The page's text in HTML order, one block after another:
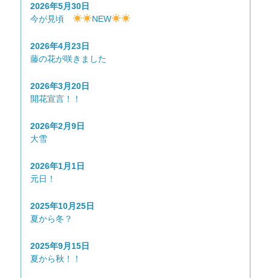
2026年5月30日
今が見頃
NEW
2026年4月23日
藤の花が咲きました
2026年3月20日
開花宣言！！
2026年2月9日
大雪
2026年1月1日
元日！
2025年10月25日
夏から冬？
2025年9月15日
夏から秋！！